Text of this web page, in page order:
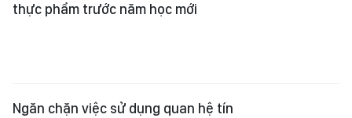
thực phẩm trước năm học mới
Ngăn chặn việc sử dụng quan hệ tín